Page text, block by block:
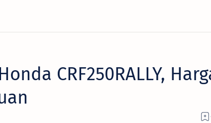
CRF250RALLY,